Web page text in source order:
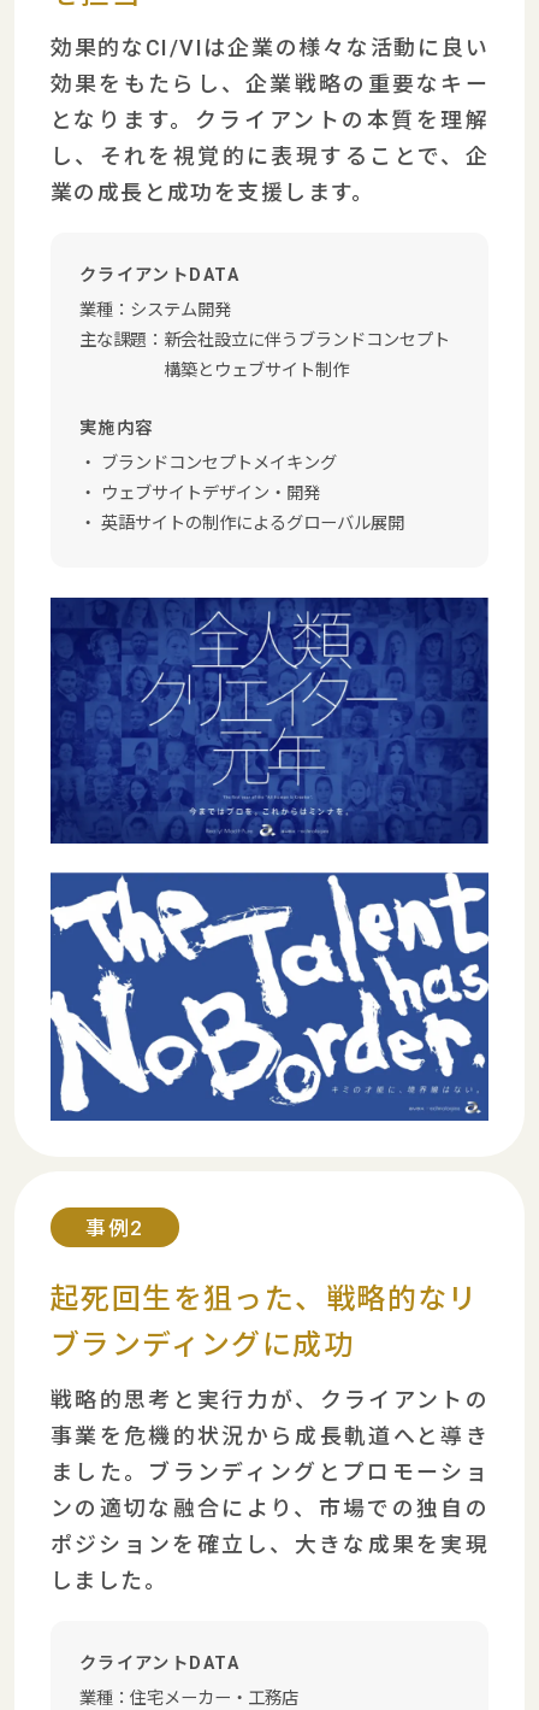
効果的なCI/VIは企業の様々な活動に良い
効果をもたらし、企業戦略の重要なキー
となります。クライアントの本質を理解
し、それを視覚的に表現することで、企
業の成長と成功を支援します。
クライアントDATA
業種： システム開発
主な課題： 新会社設立に伴うブランドコンセプト
構築とウェブサイト制作
実施内容
ブランドコンセプトメイキング
ウェブサイトデザイン・開発
英語サイトの制作によるグローバル展開
事例2
起死回生を狙った、 戦略的なリ
ブランディングに成功
戦略的思考と実行力が、クライアントの
事業を危機的状況から成長軌道へと導き
ました。ブランディングとプロモーショ
ンの適切な融合により、市場での独自の
ポジションを確立し、大きな成果を実現
しました。
クライアントDATA
業種： 住宅メーカー‧⼯務店